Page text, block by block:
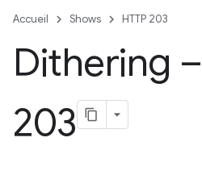
Accueil Shows HTTP 203
Dithering
203